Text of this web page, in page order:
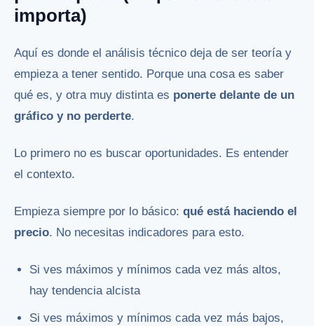
importa)
Aquí es donde el análisis técnico deja de ser teoría y
empieza a tener sentido. Porque una cosa es saber
qué es, y otra muy distinta es ponerte delante de un
gráfico y no perderte.
Lo primero no es buscar oportunidades. Es entender
el contexto.
Empieza siempre por lo básico: qué está haciendo el
precio. No necesitas indicadores para esto.
Si ves máximos y mínimos cada vez más altos,
hay tendencia alcista
Si ves máximos y mínimos cada vez más bajos,